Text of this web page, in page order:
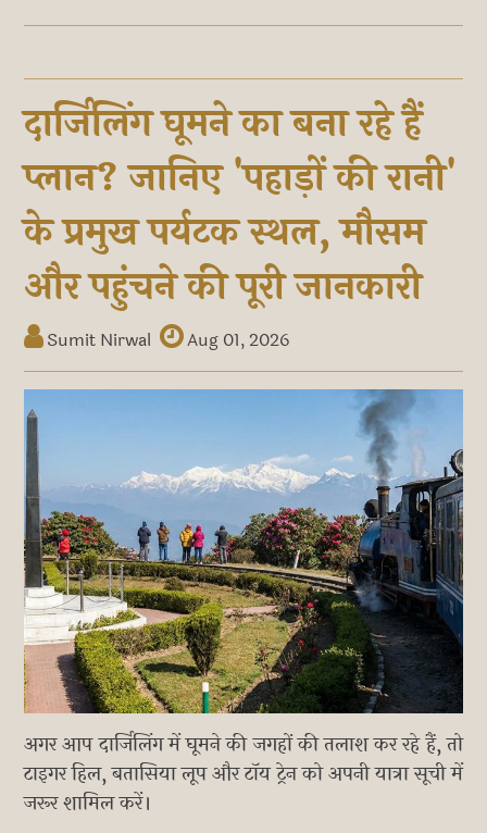
दार्जिलिंग घूमने का बना रहे हैं
प्लान? जानिए 'पहाड़ों की रानी'
के प्रमुख पर्यटक स्थल, मौसम
और पहुंचने की पूरी जानकारी
Sumit Nirwal Aug 01, 2026
अगर आप दार्जिलिंग में घूमने की जगहों की तलाश कर रहे हैं, तो
टाइगर हिल, बतासिया लूप और टॉय ट्रेन को अपनी यात्रा सूची में
जरूर शामिल करें।